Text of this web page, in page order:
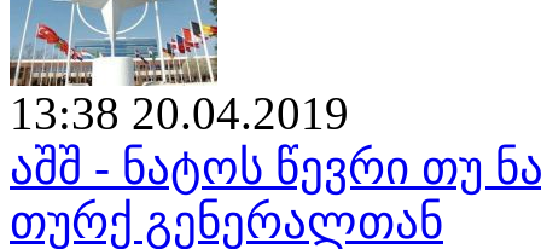
13:38 20.04.2019
აშშ - ნატოს წევრი თუ
თურქ გენერალთან